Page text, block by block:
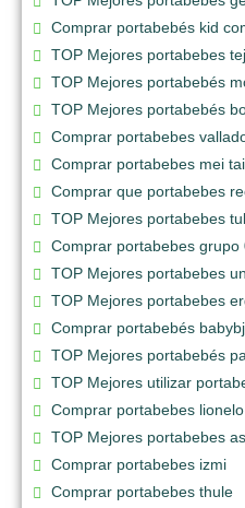
Comprar portabebés kid
TOP Mejores portabebes
TOP Mejores portabebés
TOP Mejores portabebés
Comprar portabebes
Comprar portabebes mei tai
Comprar que portabebes
TOP Mejores portabebes
Comprar portabebes grupo
TOP Mejores portabebes
TOP Mejores portabebes
Comprar portabebés
TOP Mejores portabebés
TOP Mejores utilizar
Comprar portabebes lionelo
TOP Mejores portabebes
Comprar portabebes izmi
Comprar portabebes thule